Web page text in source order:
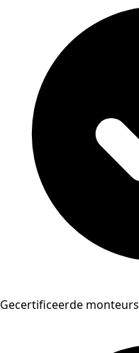
Gecertificeerde monteurs